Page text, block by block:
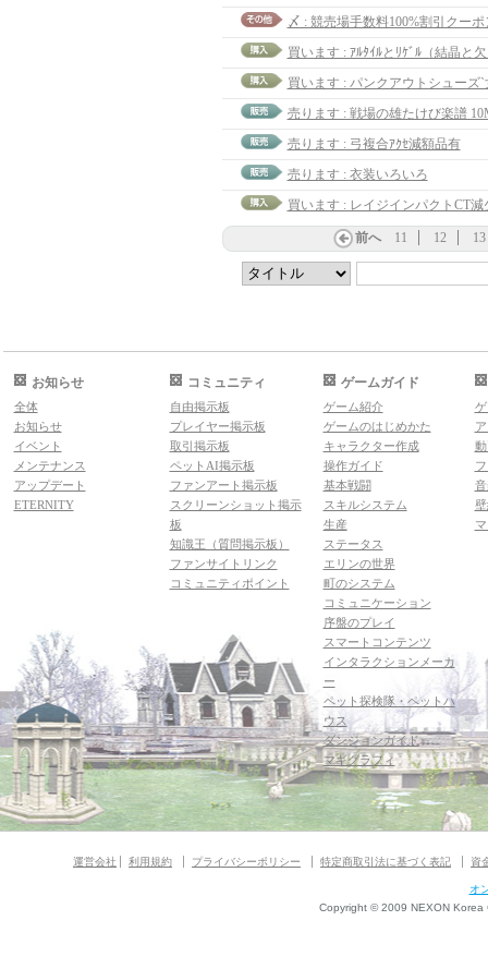
〆 : 競売場手数料100%割引クーポ
買います : ｱﾙﾀｲﾙとﾘｹﾞﾙ（結晶と
買います : パンクアウトシューズ
売ります : 戦場の雄たけび楽譜
売ります : 弓複合ｱｸｾ減額品有
売ります : 衣装いろいろ
買います : レイジインパクトCT減
前へ 11 12 13
お知らせ
全体
お知らせ
イベント
メンテナンス
アップデート
ETERNITY
コミュニティ
自由掲示板
プレイヤー掲示板
取引掲示板
ペットAI掲示板
ファンアート掲示板
スクリーンショット掲示
板
知識王（質問掲示板）
ファンサイトリンク
コミュニティポイント
ゲームガイド
ゲーム紹介
ゲームのはじめかた
キャラクター作成
操作ガイド
基本戦闘
スキルシステム
生産
ステータス
エリンの世界
町のシステム
コミュニケーション
序盤のプレイ
スマートコンテンツ
インタラクションメーカ
ー
ペット探検隊・ペットハ
ウス
ダンジョンガイド
マギグラフィ
運営会社 利用規約 プライバシーポリシー 特定商取引法に基づく表記 資
オ
Copyright © 2009 NEXON Korea